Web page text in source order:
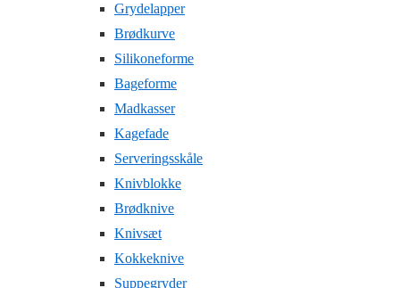
Grydelapper
Brødkurve
Silikoneforme
Bageforme
Madkasser
Kagefade
Serveringsskåle
Knivblokke
Brødknive
Knivsæt
Kokkeknive
Suppegryder